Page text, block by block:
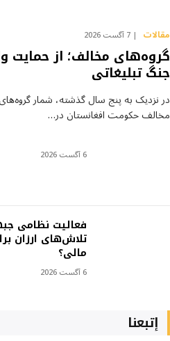
مقالات 7 آگست 2026
گروه‌های مخالف؛ از حمایت
جنگ تبلیغاتی
در نزدیک به پنج سال گذشته، شمار
مخالف حکومت افغانستان در…
6 آگست 2026
فعالیت نظامی
تلاش‌های ارزان
مالی؟
6 آگست 2026
إتبعنا